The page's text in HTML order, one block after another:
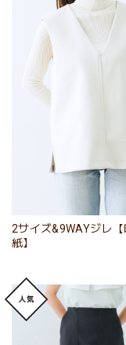
2サイズ&9WAYジレ【
紙】